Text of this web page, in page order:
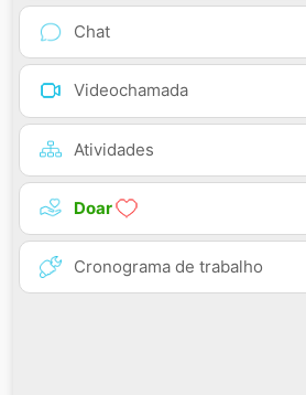
Chat
Videochamada
Atividades
Doar
Cronograma de trabalho